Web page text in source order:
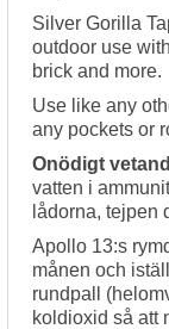
Silver Gorilla
outdoor use
brick and more.
Use like any
any pockets or
Onödigt
vatten i
lådorna, tejpen
Apollo 13:s
månen och
rundpall
koldioxid så att